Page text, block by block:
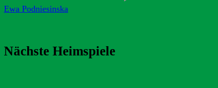
Ewa Podniesinska
Nächste Heimspiele